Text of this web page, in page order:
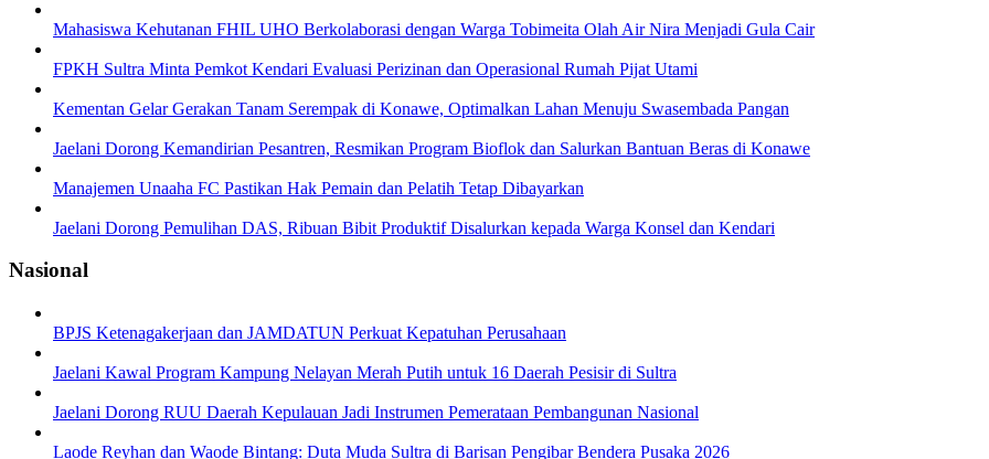
Mahasiswa Kehutanan FHIL UHO Berkolaborasi dengan Warga Tobimeita Olah Air Nira Menjadi Gula Cair
FPKH Sultra Minta Pemkot Kendari Evaluasi Perizinan dan Operasional Rumah Pijat Utami
Kementan Gelar Gerakan Tanam Serempak di Konawe, Optimalkan Lahan Menuju Swasembada Pangan
Jaelani Dorong Kemandirian Pesantren, Resmikan Program Bioflok dan Salurkan Bantuan Beras di Konawe
Manajemen Unaaha FC Pastikan Hak Pemain dan Pelatih Tetap Dibayarkan
Jaelani Dorong Pemulihan DAS, Ribuan Bibit Produktif Disalurkan kepada Warga Konsel dan Kendari
Nasional
BPJS Ketenagakerjaan dan JAMDATUN Perkuat Kepatuhan Perusahaan
Jaelani Kawal Program Kampung Nelayan Merah Putih untuk 16 Daerah Pesisir di Sultra
Jaelani Dorong RUU Daerah Kepulauan Jadi Instrumen Pemerataan Pembangunan Nasional
Laode Reyhan dan Waode Bintang: Duta Muda Sultra di Barisan Pengibar Bendera Pusaka 2026